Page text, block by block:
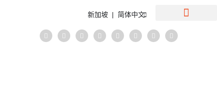
新加坡 | 简体中文